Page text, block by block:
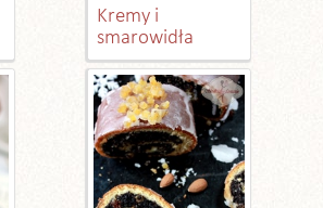
Kremy i
smarowidła